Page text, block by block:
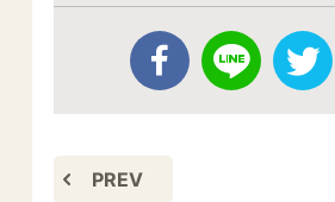
PREV